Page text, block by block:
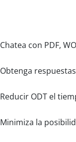
Chatea con PDF,
Obtenga
Reducir ODT el
Minimiza la